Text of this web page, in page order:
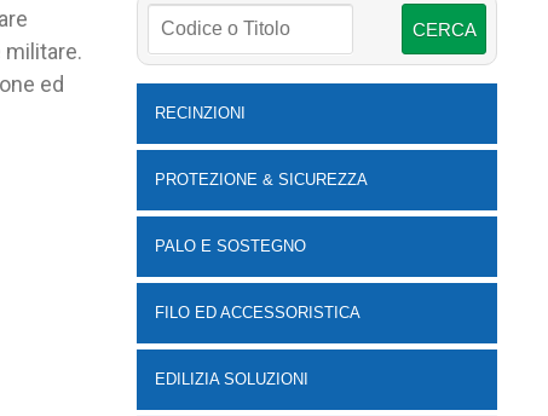
militare.
ed
RECINZIONI
PROTEZIONE & SICUREZZA
PALO E SOSTEGNO
FILO ED ACCESSORISTICA
EDILIZIA SOLUZIONI